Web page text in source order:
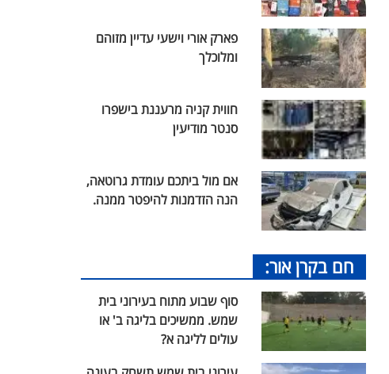
פארק אורי וישעי עדיין מזוהם
ומלוכלך
חווית קניה מרעננת בישפרו
סנטר מודיעין
אם מול ביתכם עומדת גרוטאה,
הנה הזדמנות להיפטר ממנה.
חם בקרן אור:
סוף שבוע מתוח בעירוני בית
שמש. ממשיכים בליגה ב' או
עולים לליגה א?